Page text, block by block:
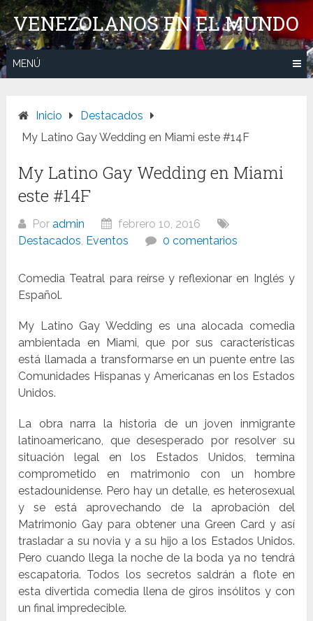
Saltar
al
contenido
VENEZOLANOS EN EL MUNDO
MENÚ
Inicio
Destacados
My Latino Gay Wedding en Miami este #14F
My Latino Gay Wedding en Miami
este #14F
Poradmin
febrero 10, 2016
Destacados, Eventos 0 comentarios
Comedia Teatral para reírse y reflexionar en Inglés y
Español.
My Latino Gay Wedding es una alocada comedia
ambientada en Miami, que por sus características
está llamada a transformarse en un puente entre las
Comunidades Hispanas y Americanas en los Estados
Unidos.
La obra narra la historia de un joven inmigrante
latinoamericano, que desesperado por resolver su
situación legal en los Estados Unidos, termina
comprometido en matrimonio con un hombre
estadounidense. Pero hay un detalle, es heterosexual
y se está aprovechando de la aprobación del
Matrimonio Gay para obtener una Green Card y así
trasladar a su novia y a su hijo a los Estados Unidos.
Pero cuando llega la noche de la boda ya no tendrá
escapatoria. Todos los secretos saldrán a flote en
esta divertida comedia llena de giros insólitos y con
un final impredecible.